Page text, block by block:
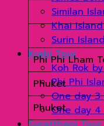
Similan
Khai
Surin
Krabi Tour
Koh Rok
Phi Phi
One day 3
One day 4
Phi Phi Lham
Phuket
Phuket